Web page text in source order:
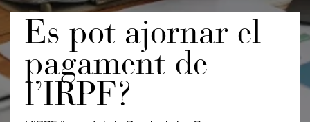
Es pot ajornar el
pagament de
l’IRPF?